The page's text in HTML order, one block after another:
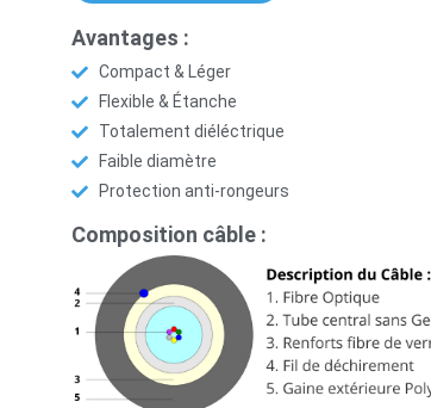
Avantages :
Compact & Léger
Flexible & Étanche
Totalement diéléctrique
Faible diamètre
Protection anti-rongeurs
Composition câble :